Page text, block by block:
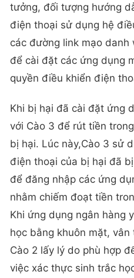
tưởng, đối tượng hướng
điện thoại sử dụng hệ
các đường link mạo
để cài đặt các ứng dụng
quyền điều khiển điện
Khi bị hại đã cài đặt ứng
với Cào 3 để rút tiền
bị hại. Lúc này,Cào 3 sử
điện thoại của bị hại đã
để đăng nhập các ứng
nhằm chiếm đoạt tiền
Khi ứng dụng ngân hàng
học bằng khuôn mặt, vân
Cào 2 lấy lý do phù hợp
việc xác thực sinh trắc